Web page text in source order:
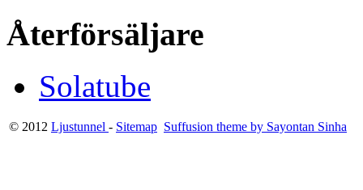
Återförsäljare
Solatube
© 2012 Ljustunnel - Sitemap Suffusion theme by Sayontan Sinha